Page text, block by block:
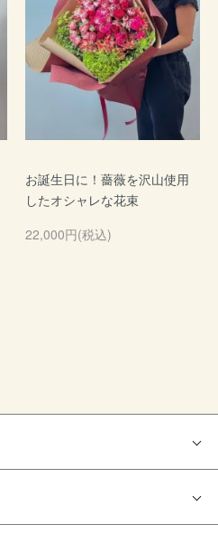
お誕生日に！薔薇を沢山使用
したオシャレな花束
22,000円(税込)